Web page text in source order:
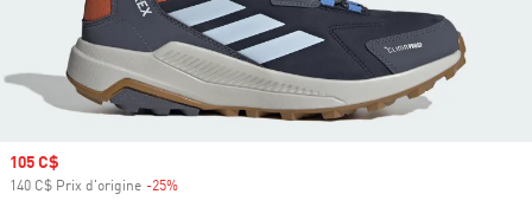
Prix soldé
105 C$
140 C$ Prix d'origine -25%